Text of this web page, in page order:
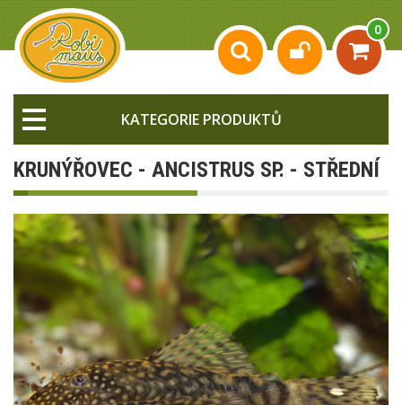
0
KATEGORIE PRODUKTŮ
KRUNÝŘOVEC - ANCISTRUS SP. - STŘEDNÍ